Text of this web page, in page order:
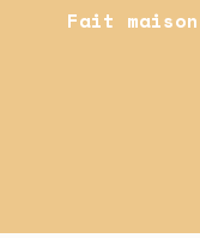
Fait maison